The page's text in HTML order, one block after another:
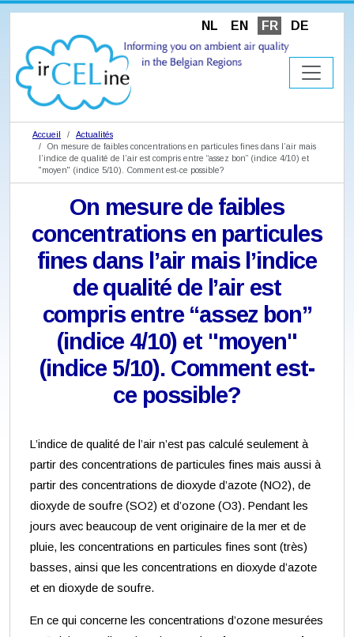
NL EN FR DE
Accueil
Actualités
On mesure de faibles concentrations en particules fines dans l’air mais
l’indice de qualité de l’air est compris entre “assez bon” (indice 4/10) et
"moyen" (indice 5/10). Comment est-ce possible?
On mesure de faibles
concentrations en particules
fines dans l’air mais l’indice
de qualité de l’air est
compris entre “assez bon”
(indice 4/10) et "moyen"
(indice 5/10). Comment est-
ce possible?
L’indice de qualité de l’air n’est pas calculé seulement à
partir des concentrations de particules fines mais aussi à
partir des concentrations de dioxyde d’azote (NO2), de
dioxyde de soufre (SO2) et d’ozone (O3). Pendant les
jours avec beaucoup de vent originaire de la mer et de
pluie, les concentrations en particules fines sont (très)
basses, ainsi que les concentrations en dioxyde d’azote
et en dioxyde de soufre.
En ce qui concerne les concentrations d’ozone mesurées